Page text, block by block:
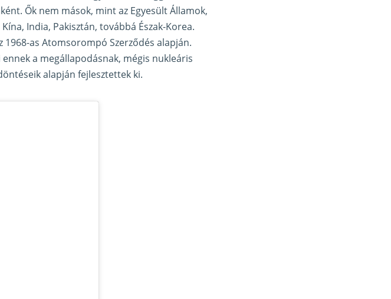
Ők nem mások, mint az Egyesült Államok,
India, Pakisztán, továbbá Észak-Korea.
as Atomsorompó Szerződés alapján.
a megállapodásnak, mégis nukleáris
alapján fejlesztettek ki.